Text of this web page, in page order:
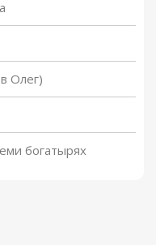
Олег)
богатырях